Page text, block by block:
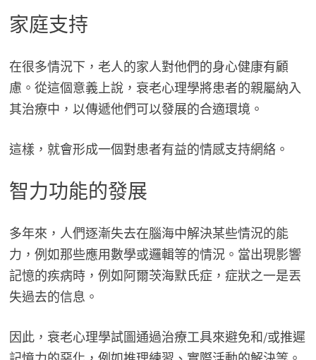
家庭支持
在很多情況下，老人的家人對他們的身心健康有顧
慮。從這個意義上說，衰老心理學將患者的親屬納入
其治療中，以傳遞他們可以發展的合適環境。
這樣，就會形成一個對患者有益的情感支持網絡。
智力功能的發展
多年來，人們逐漸失去在腦海中解決某些情況的能
力，例如那些應用數學或邏輯等的情況。當出現影響
記憶的疾病時，例如阿爾茨海默氏症，症狀之一是丟
失過去的信息。
因此，衰老心理學試圖通過治療工具來避免和/或推遲